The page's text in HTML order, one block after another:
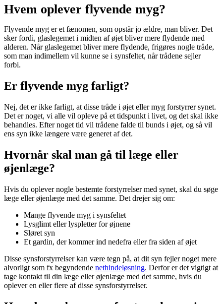
Hvem oplever flyvende myg?
Flyvende myg er et fænomen, som opstår jo ældre, man bliver. Det
sker fordi, glaslegemet i midten af øjet bliver mere flydende med
alderen. Når glaslegemet bliver mere flydende, frigøres nogle tråde,
som man indimellem vil kunne se i synsfeltet, når trådene sejler
forbi.
Er flyvende myg farligt?
Nej, det er ikke farligt, at disse tråde i øjet eller myg forstyrrer synet.
Det er noget, vi alle vil opleve på et tidspunkt i livet, og det skal ikke
behandles. Efter noget tid vil trådene falde til bunds i øjet, og så vil
ens syn ikke længere være generet af det.
Hvornår skal man gå til læge eller
øjenlæge?
Hvis du oplever nogle bestemte forstyrrelser med synet, skal du søge
læge eller øjenlæge med det samme. Det drejer sig om:
Mange flyvende myg i synsfeltet
Lysglimt eller lyspletter for øjnene
Sløret syn
Et gardin, der kommer ind nedefra eller fra siden af øjet
Disse synsforstyrrelser kan være tegn på, at dit syn fejler noget mere
alvorligt som fx begyndende nethindeløsning. Derfor er det vigtigt at
tage kontakt til din læge eller øjenlæge med det samme, hvis du
oplever en eller flere af disse synsforstyrrelser.